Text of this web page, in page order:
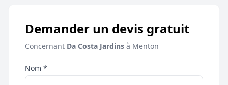
Demander un devis gratuit
Concernant Da Costa Jardins à Menton
Nom *